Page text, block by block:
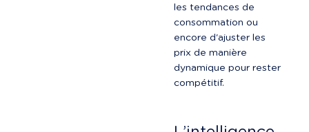
les tendances de
consommation ou
encore d'ajuster les
prix de manière
dynamique pour rester
compétitif.